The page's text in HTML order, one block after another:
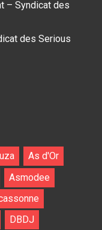
– Syndicat des
des Serious
As d'Or
Asmodee
DBDJ